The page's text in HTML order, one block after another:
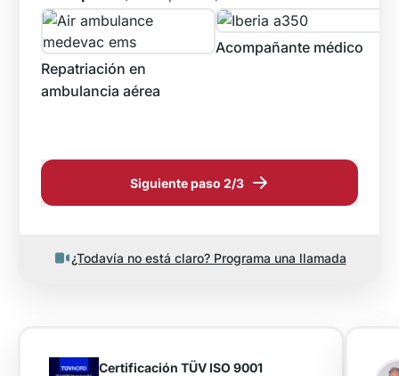
Repatriación en
ambulancia aérea
Acompañante médico
Siguiente paso 2/3
¿Todavía no está claro? Programa una llamada
Certificación TÜV ISO 9001